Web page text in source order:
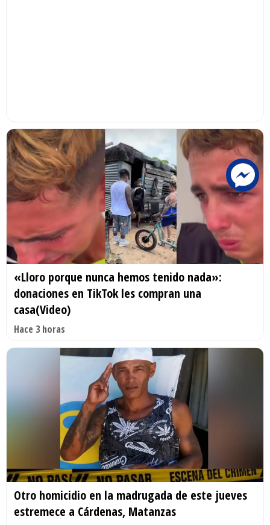
«Lloro porque nunca hemos tenido nada»:
donaciones en TikTok les compran una
casa(Video)
Hace 3 horas
Otro homicidio en la madrugada de este jueves
estremece a Cárdenas, Matanzas